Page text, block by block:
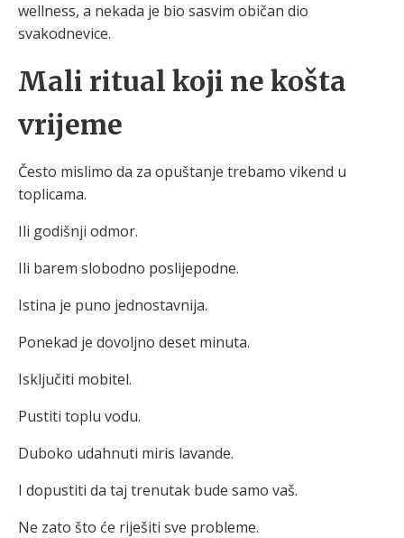
wellness, a nekada je bio sasvim običan dio
svakodnevice.
Mali ritual koji ne košta
vrijeme
Često mislimo da za opuštanje trebamo vikend u
toplicama.
Ili godišnji odmor.
Ili barem slobodno poslijepodne.
Istina je puno jednostavnija.
Ponekad je dovoljno deset minuta.
Isključiti mobitel.
Pustiti toplu vodu.
Duboko udahnuti miris lavande.
I dopustiti da taj trenutak bude samo vaš.
Ne zato što će riješiti sve probleme.